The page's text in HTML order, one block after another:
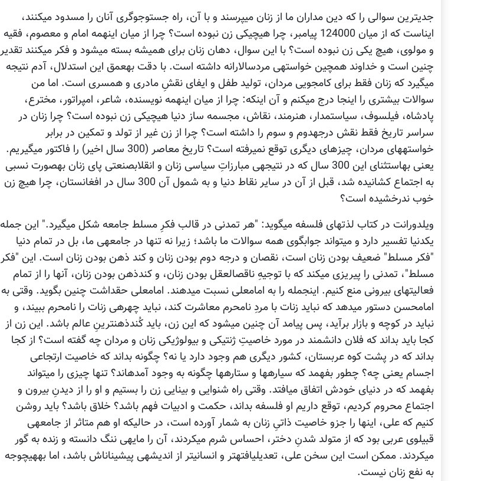
جدی‎ترین سوالی را که دین مداران ما از زنان می‎پرسند و با آن، راه جست‎وجوگری آنان را مسدود می‎کنند،
این‎است که از میان 124000 پیامبر، چرا هیچ‎یکی زن نبوده است؟ چرا از میان این‎همه‎ امام و معصوم، فقیه
و مولوی، هیچ یکی زن نبوده است؟ با این سوال، دهان زنان برای همیشه بسته می‎شود و فکر می‎کنند تقدیر
چنین است و خداوند همچین خواسته‎ی مردسالارانه داشته است. با دقت به‎عمق این استدلال، آدم نتیجه
می‎گیرد که زنان فقط برای کام‎جویی مردان، تولید طفل و ایفای نقشِ مادری و همسری است. اما من
سوالات بیشتری را اینجا درج می‎کنم و آن اینکه: چرا از میان این‎همه نویسنده، شاعر، امپراتور، مخترع،
پادشاه، فیلسوف، سیاست‎مدار، هنرمند، نقاش، مجسمه ساز دنیا هیچ‎یکی زن نبوده است؟ چرا زنان در
سراسر تاریخ فقط نقش درجه‎دوم و سوم را داشته است؟ چرا از زن غیر از تولد و تمکین در برابر
خواسته‎های مردان، چیز‎های دیگری توقع نمی‎رفته است؟ تاریخ معاصر (300 سال اخیر) را فاکتور می‎گیریم.
یعنی به‎استثنای این 300 سال که در نتیجه‎ی مبارزاتِ سیاسی زنان و انقلاب‎صنعتی پای زنان به‎صورت نسبی
به اجتماع کشانیده شد، قبل از آن در سایر نقاط دنیا و به شمول آن 300 سال در افغانستان، چرا هیچ زن
خوب ندرخشیده است؟
ویل‎دورانت در کتاب لذت‎های فلسفه می‎گوید: "هر تمدنی در قالب فکرِ مسلط جامعه شکل می‎گیرد." این جمله
یک‎دنیا تفسیر دارد و می‎تواند جواب‎گوی همه سوالات ما باشد؛ زیرا نه تنها در جامعه‎ی ما، بل در تمام دنیا
"فکر مسلط" ضعیف بودن زنان است، نقصان و درجه دوم بودن زنان و کند ذهن بودن زنان است. این "فکر
مسلط"، تمدنی را پی‎ریزی می‎کند که با توجیهِ ناقص‎العقل بودن زنان، و کندذهن بودن زنان، آنها را از تمام
فعالیت‎های بیرونی منع کنیم. این‎جمله را به‎ امام‎علی نسبت می‎دهند. امام‎علی حق‎داشت چنین بگوید. وقتی به
امام‎حسن دستور می‎دهد که نباید زن‎ات با مردِ نامحرم معاشرت کند، نباید چهره‎ی زن‎ات را نامحرم ببیند، و
نباید در کوچه و بازار برآید، پس پیامد آن چنین می‎شود که این زن، باید کُندذهن‎ترینِ عالم باشد. این زن از
کجا باید بداند که فلان دانشمند در مورد خاصیتِ ژنتیکی و بیولوژیکی زنان و مردان چه گفته است؟ از کجا
بداند که در پشت کوه عربستان، کشور دیگری‎ هم وجود دارد یا نه؟ چگونه بداند که خاصیت ارتجاعی
اجسام یعنی چه؟ چطور بفهمد که سیاره‎ها و ستاره‎ها چگونه به وجود آمده‎اند؟ تنها چیزی را می‎تواند
بفهمد که در دنیای خودش اتفاق می‎افتد. وقتی راه شنوایی و بینایی زن را بستیم و او را از دیدنِ بیرون و
اجتماع محروم کردیم، توقع داریم او فلسفه بداند، حکمت و ادبیات فهم باشد؟ خلاق باشد؟ باید روشن
کنیم که علی، این‎ها را جزو خاصیت ذاتیِ زنان به شمار آورده است، در حالی‎که او هم متاثر از جامعه‎ی
قبیلوی عربی بود که از متولد شدنِ دختر، احساس شرم می‎کردند، آن را مایه‎ی ننگ دانسته و زنده‎ به گور
می‎کردند. ممکن است این سخن علی، تعدیل‎یافته‎‎تر و انسانی‎تر از اندیشه‎ی پیشینان‎اش باشد، اما به‎هیچ‎وجه
به نفع زنان نیست.